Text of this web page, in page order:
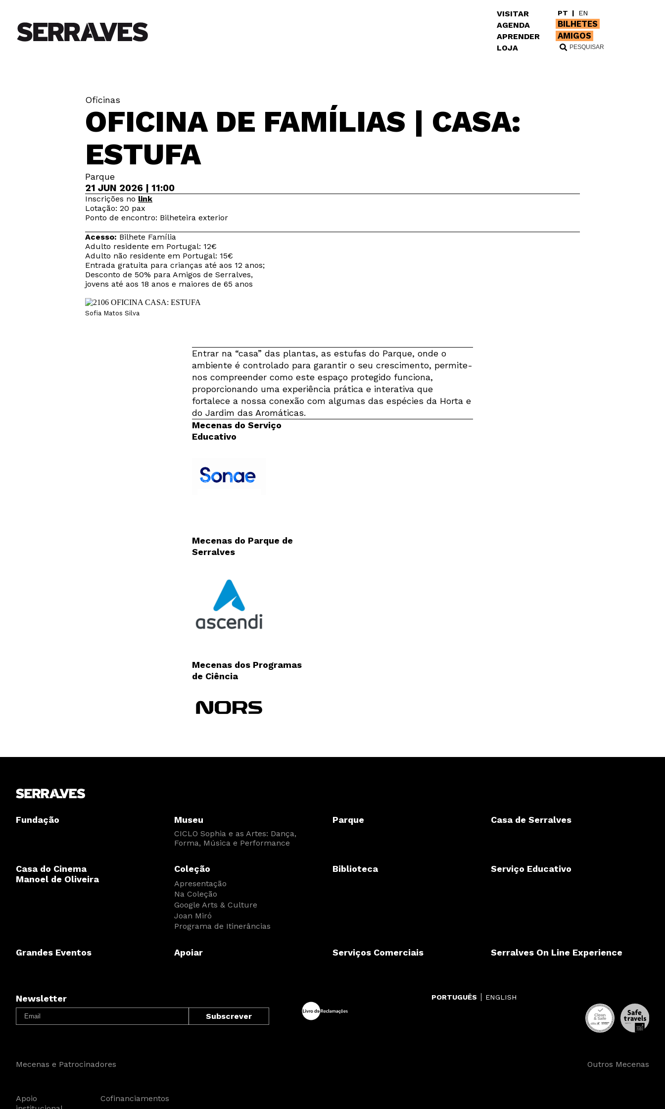
VISITAR
AGENDA
APRENDER
LOJA
PT | EN
BILHETES
AMIGOS
Oficinas
OFICINA DE FAMÍLIAS | CASA:
ESTUFA
Parque
21 JUN 2026 | 11:00
Inscrições no link
Lotação: 20 pax
Ponto de encontro: Bilheteira exterior
Acesso: Bilhete Família
Adulto residente em Portugal: 12€
Adulto não residente em Portugal: 15€
Entrada gratuita para crianças até aos 12 anos;
Desconto de 50% para Amigos de Serralves,
jovens até aos 18 anos e maiores de 65 anos
Sofia Matos Silva
Entrar na “casa” das plantas, as estufas do Parque, onde o
ambiente é controlado para garantir o seu crescimento, permite-
nos compreender como este espaço protegido funciona,
proporcionando uma experiência prática e interativa que
fortalece a nossa conexão com algumas das espécies da Horta e
do Jardim das Aromáticas.
Mecenas do Serviço
Educativo
Mecenas do Parque de
Serralves
Mecenas dos Programas
de Ciência
Fundação Museu
CICLO Sophia e as Artes: Dança,
Forma, Música e Performance
Parque Casa de Serralves
Casa do Cinema
Manoel de Oliveira
Coleção
Apresentação
Na Coleção
Google Arts & Culture
Joan Miró
Programa de Itinerâncias
Biblioteca Serviço Educativo
Grandes Eventos Apoiar Serviços Comerciais Serralves On Line Experience
Newsletter PORTUGUÊS ENGLISH
Mecenas e Patrocinadores Outros Mecenas
Apoio
Cofinanciamentos
Interesses